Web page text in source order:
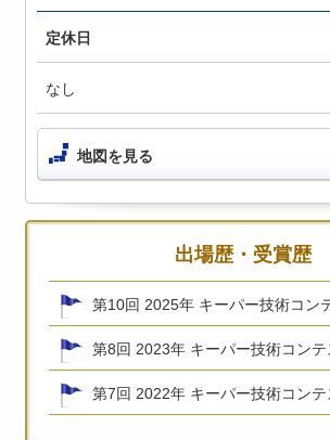
定休日
なし
地図を見る
出場歴・受賞歴
第10回 2025年 キーパー技術コン
第8回 2023年 キーパー技術コン
第7回 2022年 キーパー技術コン